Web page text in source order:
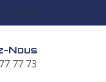
NOUS
Nous
77 73